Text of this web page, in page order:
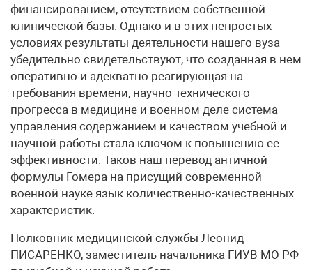
финансированием, отсутствием собственной
клинической базы. Однако и в этих непростых
условиях результаты деятельности нашего вуза
убедительно свидетельствуют, что созданная в нем
оперативно и адекватно реагирующая на
требования времени, научно-технического
прогресса в медицине и военном деле система
управления содержанием и качеством учебной и
научной работы стала ключом к повышению ее
эффективности. Таков наш перевод античной
формулы Гомера на присущий современной
военной науке язык количественно-качественных
характеристик.
Полковник медицинской службы Леонид
ПИСАРЕНКО, заместитель начальника ГИУВ МО РФ